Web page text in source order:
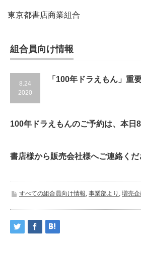
東京都書店商業組合
組合員向け情報
8.24
2020
「100年ドラえもん」重
100年ドラえもんのご予約は、 本日
書店様から販売会社様へご連絡くだ
すべての組合員向け情報, 事業部より , 増売